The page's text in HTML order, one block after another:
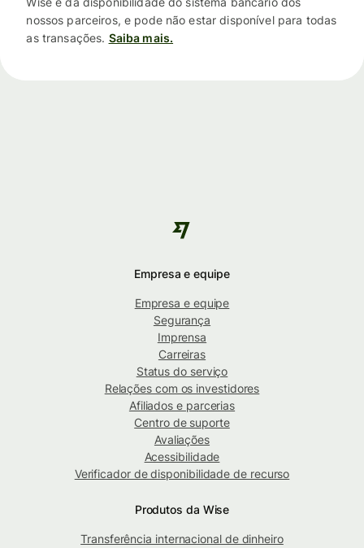
nossos parceiros, e pode não estar disponível para todas
as transações. Saiba mais.
Empresa e equipe
Empresa e equipe
Segurança
Imprensa
Carreiras
Status do serviço
Relações com os investidores
Afiliados e parcerias
Centro de suporte
Avaliações
Acessibilidade
Verificador de disponibilidade de recurso
Produtos da Wise
Transferência internacional de dinheiro